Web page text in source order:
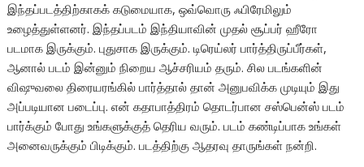
இந்தப்படத்திற்காகக் கடுமையாக, ஒவ்வொரு ஃபிரேமிலும்
உழைத்துள்ளனர். இந்தப்படம் இந்தியாவின் முதல் சூப்பர் ஹீரோ
படமாக இருக்கும். புதுசாக இருக்கும். டிரெய்லர் பார்த்திருப்பீர்கள்,
ஆனால் படம் இன்னும் நிறைய ஆச்சரியம் தரும். சில படங்களின்
விஷுவலை திரையரங்கில் பார்த்தால் தான் அனுபவிக்க முடியும் இது
அப்படியான படைப்பு. என் கதாபாத்திரம் தொடர்பான சஸ்பென்ஸ் படம்
பார்க்கும் போது உங்களுக்குத் தெரிய வரும். படம் கண்டிப்பாக உங்கள்
அனைவருக்கும் பிடிக்கும். படத்திற்கு ஆதரவு தாருங்கள் நன்றி.